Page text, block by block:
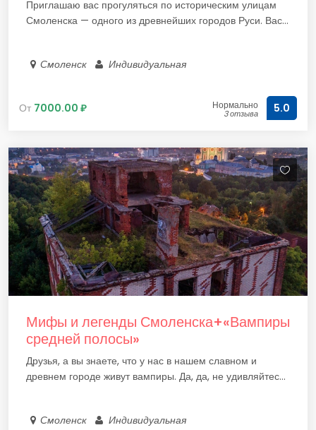
Приглашаю вас прогуляться по историческим улицам
Смоленска — одного из древнейших городов Руси. Вас...
Смоленск Индивидуальная
От 7000.00 ₽ Нормально
3 отзыва 5.0
Мифы и легенды Смоленска+«Вампиры
средней полосы»
Друзья, а вы знаете, что у нас в нашем славном и
древнем городе живут вампиры. Да, да, не удивляйтес...
Смоленск Индивидуальная